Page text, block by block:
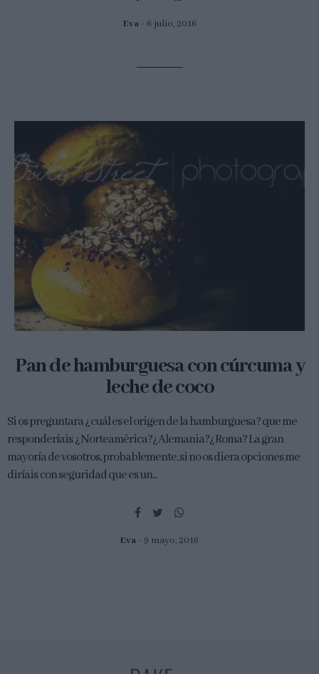
Eva 6 julio, 2016
Pan de hamburguesa con cúrcuma y
leche de coco
Si os preguntara ¿cuál es el origen de la hamburguesa? que me
responderíais ¿Norteamérica?¿Alemania?¿Roma? La gran
mayoría de vosotros, probablemente, si no os diera opciones me
diríais con seguridad que es un...
Eva 9 mayo, 2016